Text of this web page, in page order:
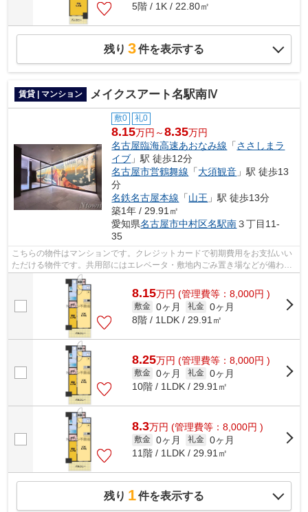
5階 / 1K / 22.80㎡
残り 3件を表示する
賃貸 | マンション メイクスアート名駅南Ⅳ
敷0 礼0
8.15万円～8.35万円
名古屋臨海高速あおなみ線 「ささしまラ
イブ 」駅 徒歩12分
名古屋市営鶴舞線 「大須観音 」駅 徒歩13
分
名鉄名古屋本線 「山王 」駅 徒歩13分
築1年 / 29.91㎡
愛知県名古屋市中村区名駅南３丁目11-
35
こちらの物件はマンションです。クレジットカードで初期費用をお支払いい
ただける物件です。共用部にはエレベータ・敷地内ごみ置き場などが備わっ
ておりとても充実しています。こちら...
8.15万円 (管理費等：8,000円 )
敷金 0ヶ月 礼金 0ヶ月
8階 / 1LDK / 29.91㎡
8.25万円 (管理費等：8,000円 )
敷金 0ヶ月 礼金 0ヶ月
10階 / 1LDK / 29.91㎡
8.3万円 (管理費等：8,000円 )
敷金 0ヶ月 礼金 0ヶ月
11階 / 1LDK / 29.91㎡
残り 1件を表示する